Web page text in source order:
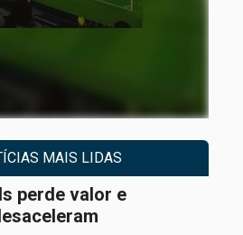
MAIS LIDAS
perde valor e